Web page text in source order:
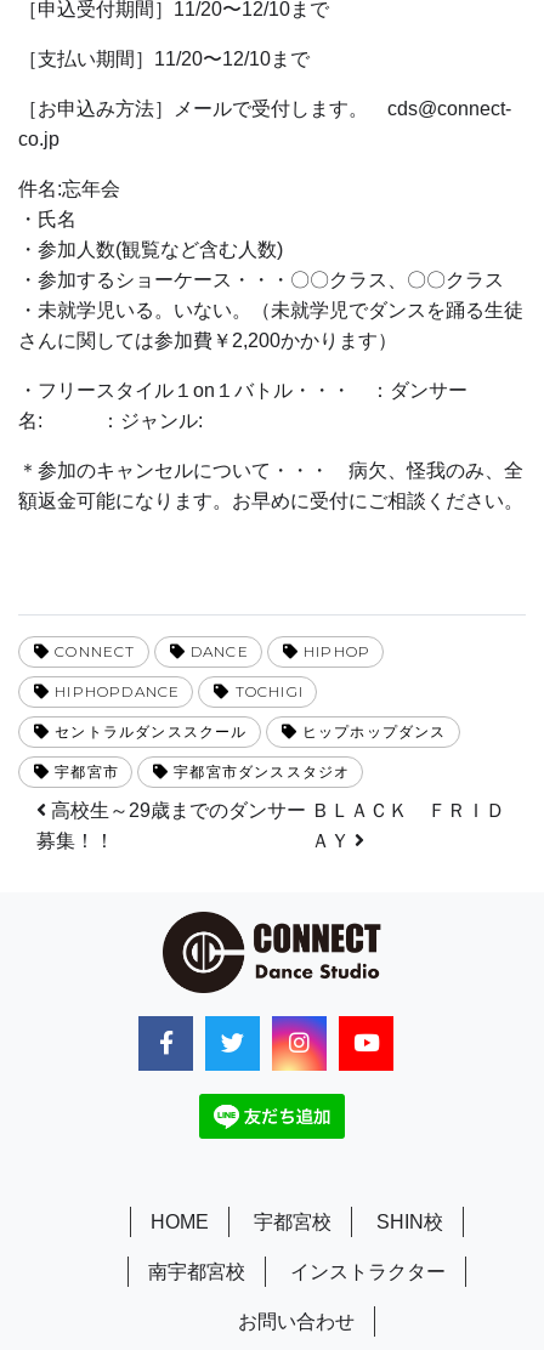
［申込受付期間］11/20〜12/10まで
［支払い期間］11/20〜12/10まで
［お申込み方法］メールで受付します。 cds@connect-
co.jp
件名:忘年会
・氏名
・参加人数(観覧など含む人数)
・参加するショーケース・・・〇〇クラス、〇〇クラス
・未就学児いる。いない。（未就学児でダンスを踊る生徒
さんに関しては参加費￥2,200かかります）
・フリースタイル１on１バトル・・・ ：ダンサー
名: ：ジャンル:
＊参加のキャンセルについて・・・ 病欠、怪我のみ、全
額返金可能になります。お早めに受付にご相談ください。
CONNECT DANCE HIPHOP
HIPHOPDANCE TOCHIGI
セントラルダンススクール ヒップホップダンス
宇都宮市 宇都宮市ダンススタジオ
投稿ナビゲーション
高校生～29歳までのダンサー
募集！！
ＢＬＡＣＫ ＦＲＩＤ
ＡＹ
HOME 宇都宮校 SHIN校
南宇都宮校 インストラクター
お問い合わせ